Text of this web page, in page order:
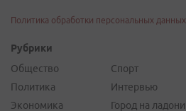
Политика обработки персональных данных
Рубрики
Общество
Политика
Экономика
Спорт
Интервью
Город на ладони